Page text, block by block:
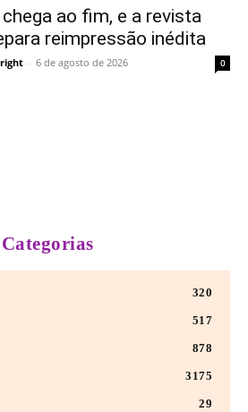
ao fim, e a revista
reimpressão inédita
- 6 de agosto de 2026 0
Categorias
320
517
878
3175
29